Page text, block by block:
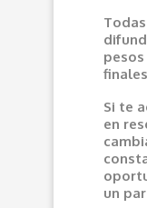
Si te
en
un